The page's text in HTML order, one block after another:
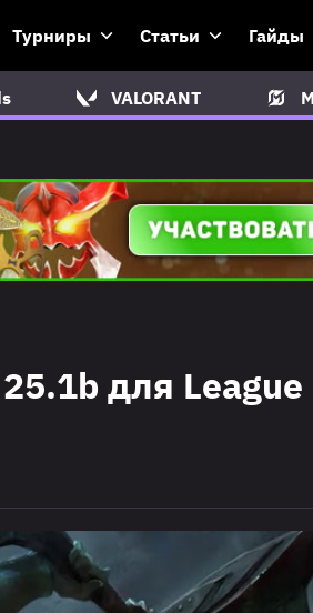
Турниры Статьи Гайды
VALORANT
для